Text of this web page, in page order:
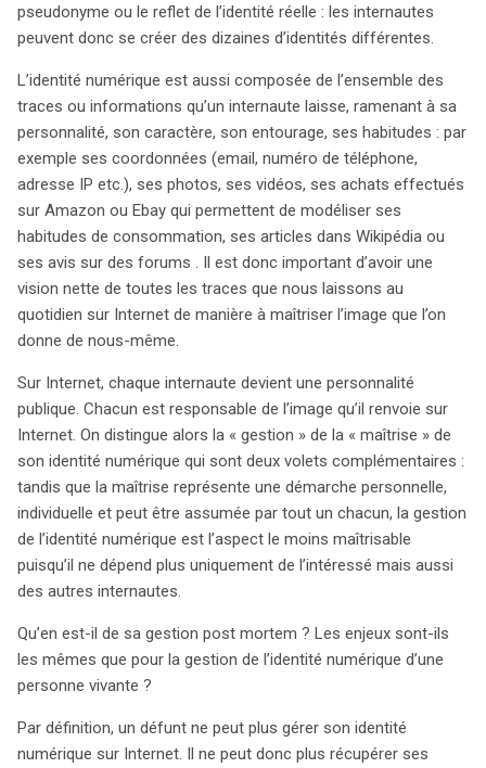
au droit à l’oubli. Actuellement, les droits des héritiers
concernant la suppression des données personnelles
plateformes comme Facebook, qui conserve les
informations même après la suppression des comptes.
La nécessité d’une législation claire et d’une
jurisprudence sur ces questions se fait donc ressentir,
car l’identité numérique, reflet de l’individu, soulève des
enjeux éthiques et juridiques majeurs qui demeurent
largement inexplorés.
pseudonyme ou le reflet de l’identité réelle : les internautes
peuvent donc se créer des dizaines d’identités différentes.
L’identité numérique est aussi composée de l’ensemble des
traces ou informations qu’un internaute laisse, ramenant à sa
personnalité, son caractère, son entourage, ses habitudes : par
exemple ses coordonnées (email, numéro de téléphone,
adresse IP etc.), ses photos, ses vidéos, ses achats effectués
sur Amazon ou Ebay qui permettent de modéliser ses
habitudes de consommation, ses articles dans Wikipédia ou
ses avis sur des forums . Il est donc important d’avoir une
vision nette de toutes les traces que nous laissons au
quotidien sur Internet de manière à maîtriser l’image que l’on
donne de nous-même.
Sur Internet, chaque internaute devient une personnalité
publique. Chacun est responsable de l’image qu’il renvoie sur
Internet. On distingue alors la « gestion » de la « maîtrise » de
son identité numérique qui sont deux volets complémentaires :
tandis que la maîtrise représente une démarche personnelle,
individuelle et peut être assumée par tout un chacun, la gestion
de l’identité numérique est l’aspect le moins maîtrisable
puisqu’il ne dépend plus uniquement de l’intéressé mais aussi
des autres internautes.
Qu’en est-il de sa gestion post mortem ? Les enjeux sont-ils
les mêmes que pour la gestion de l’identité numérique d’une
personne vivante ?
Par définition, un défunt ne peut plus gérer son identité
numérique sur Internet. Il ne peut donc plus récupérer ses